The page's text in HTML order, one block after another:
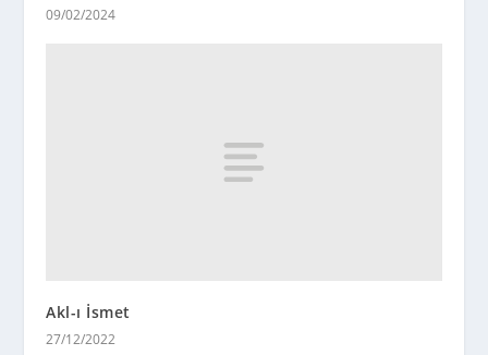
09/02/2024
Akl-ı İsmet
27/12/2022